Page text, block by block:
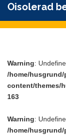
Oisolerad
Warning:
/home/
content/themes/
163
Warning:
/home/